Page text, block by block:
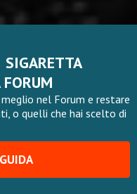
nel Forum e restare
o quelli che hai scelto di